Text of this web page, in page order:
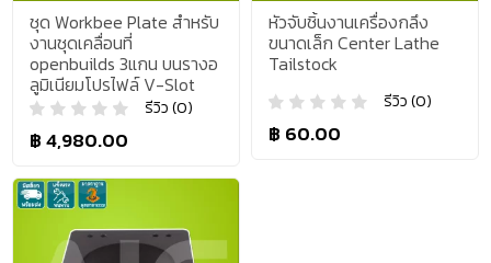
ชุด Workbee Plate สำหรับ
งานชุดเคลื่อนที่
openbuilds 3แกน บนรางอ
ลูมิเนียมโปรไฟล์ V-Slot
รีวิว (0)
฿ 4,980.00
หัวจับชิ้นงานเครื่องกลึง
ขนาดเล็ก Center Lathe
Tailstock
รีวิว (0)
฿ 60.00